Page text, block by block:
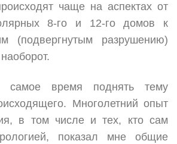
чаще на аспектах от
8-го и 12-го домов к
(подвергнутым разрушению)
время поднять тему
Многолетний опыт
в том числе и тех, кто сам
показал мне общие